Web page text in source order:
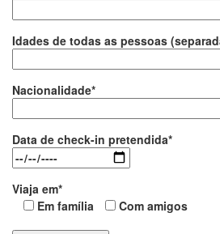
Idades de todas as pessoas
Nacionalidade*
Data de check-in pretendida*
Viaja em*
Em família
Com amigos